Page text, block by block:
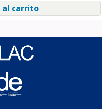
carrito